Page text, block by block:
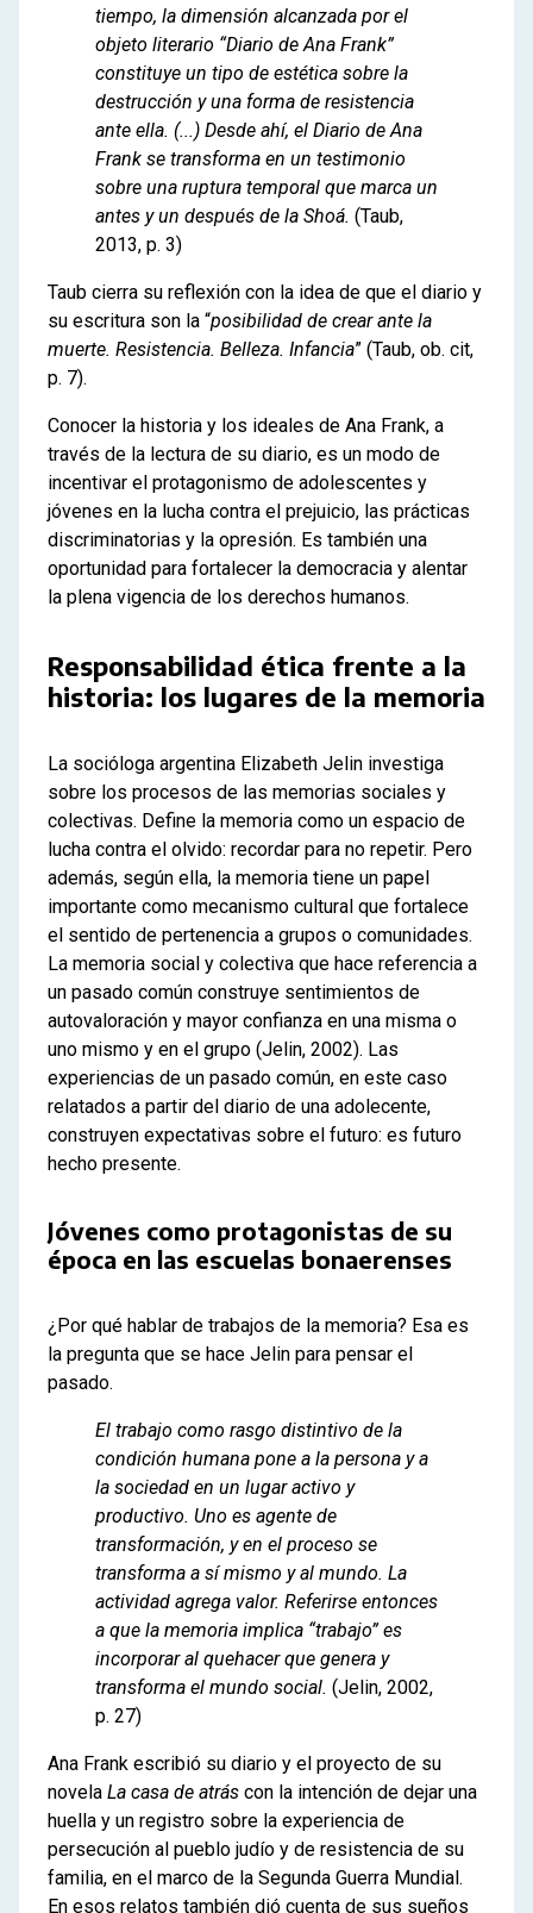
tiempo, la dimensión alcanzada por el
objeto literario “Diario de Ana Frank”
constituye un tipo de estética sobre la
destrucción y una forma de resistencia
ante ella. (...) Desde ahí, el Diario de Ana
Frank se transforma en un testimonio
sobre una ruptura temporal que marca un
antes y un después de la Shoá. (Taub,
2013, p. 3)
Taub cierra su reflexión con la idea de que el diario y
su escritura son la “posibilidad de crear ante la
muerte. Resistencia. Belleza. Infancia” (Taub, ob. cit,
p. 7).
Conocer la historia y los ideales de Ana Frank, a
través de la lectura de su diario, es un modo de
incentivar el protagonismo de adolescentes y
jóvenes en la lucha contra el prejuicio, las prácticas
discriminatorias y la opresión. Es también una
oportunidad para fortalecer la democracia y alentar
la plena vigencia de los derechos humanos.
Responsabilidad ética frente a la
historia: los lugares de la memoria
La socióloga argentina Elizabeth Jelin investiga
sobre los procesos de las memorias sociales y
colectivas. Define la memoria como un espacio de
lucha contra el olvido: recordar para no repetir. Pero
además, según ella, la memoria tiene un papel
importante como mecanismo cultural que fortalece
el sentido de pertenencia a grupos o comunidades.
La memoria social y colectiva que hace referencia a
un pasado común construye sentimientos de
autovaloración y mayor confianza en una misma o
uno mismo y en el grupo (Jelin, 2002). Las
experiencias de un pasado común, en este caso
relatados a partir del diario de una adolecente,
construyen expectativas sobre el futuro: es futuro
hecho presente.
Jóvenes como protagonistas de su
época en las escuelas bonaerenses
¿Por qué hablar de trabajos de la memoria? Esa es
la pregunta que se hace Jelin para pensar el
pasado.
El trabajo como rasgo distintivo de la
condición humana pone a la persona y a
la sociedad en un lugar activo y
productivo. Uno es agente de
transformación, y en el proceso se
transforma a sí mismo y al mundo. La
actividad agrega valor. Referirse entonces
a que la memoria implica “trabajo” es
incorporar al quehacer que genera y
transforma el mundo social. (Jelin, 2002,
p. 27)
Ana Frank escribió su diario y el proyecto de su
novela La casa de atrás con la intención de dejar una
huella y un registro sobre la experiencia de
persecución al pueblo judío y de resistencia de su
familia, en el marco de la Segunda Guerra Mundial.
En esos relatos también dió cuenta de sus sueños